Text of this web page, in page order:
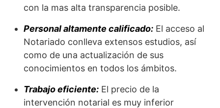
con la mas alta transparencia posible.
Personal altamente calificado: El acceso al
Notariado conlleva extensos estudios, así
como de una actualización de sus
conocimientos en todos los ámbitos.
Trabajo eficiente: El precio de la
intervención notarial es muy inferior